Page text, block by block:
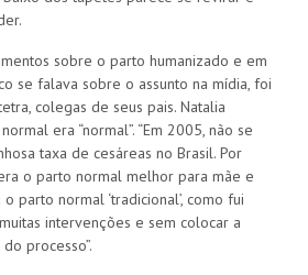
sobre o parto humanizado e em
se falava sobre o assunto na mídia, foi
colegas de seus pais. Natalia
era “normal”. “Em 2005, não se
taxa de cesáreas no Brasil. Por
o parto normal melhor para mãe e
parto normal ‘tradicional’, como fui
intervenções e sem colocar a
processo”.